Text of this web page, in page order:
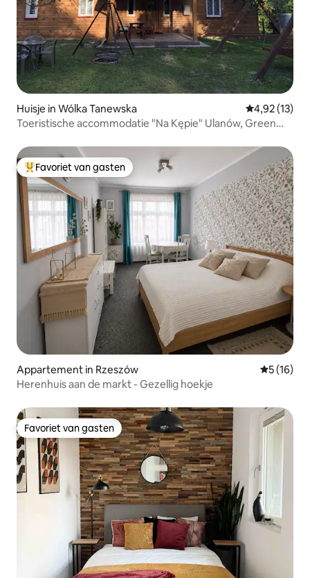
Huisje in Wólka Tanewska Gemiddelde
4,92 (13)
Toeristische accommodatie "Na Kępie" Ulanów, Green
Topfavoriet van gasten
Favoriet van gasten
Appartement in Rzeszów
5 (16)
Herenhuis aan de markt - Gezellig hoekje
Favoriet van gasten
Favoriet van gasten